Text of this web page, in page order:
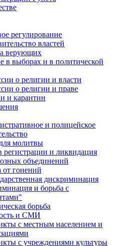
регулирование
властей
верующих
в выборах и в политической
о религии и власти
о религии и праве
и карантин
и полицейское
молитвы
регистрации и ликвидация
объединений
от гонений
дискриминация
и борьба с
борьба
и СМИ
с местным населением и
с учреждениями культуры